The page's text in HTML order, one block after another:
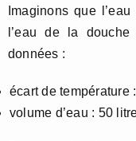
Imaginons que
l’eau de la
données :
écart de température
volume d’eau : 50